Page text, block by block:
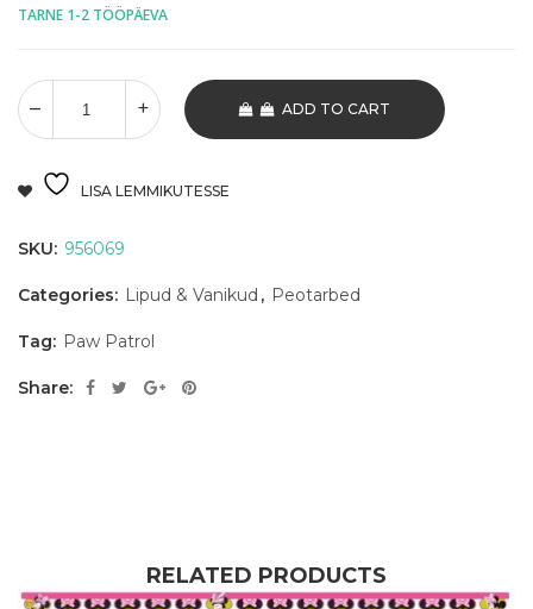
TARNE 1-2 TÖÖPÄEVA
ADD TO CART
LISA LEMMIKUTESSE
SKU: 956069
Categories: Lipud & Vanikud , Peotarbed
Tag: Paw Patrol
Share:
RELATED PRODUCTS